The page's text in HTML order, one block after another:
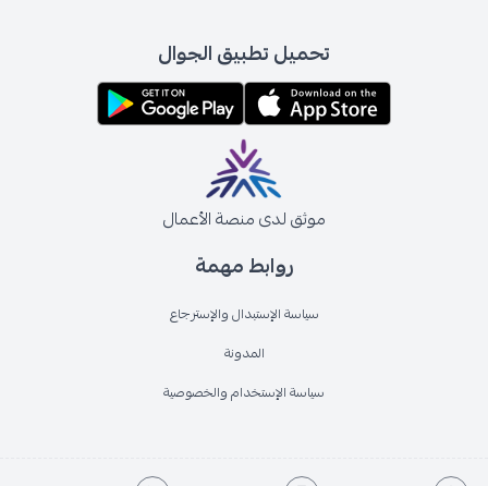
روابط مهمة
سياسة الإستبدال والإسترجاع
المدونة
سياسة الإستخدام والخصوصية
تحميل تطبيق الجوال
موثق لدى منصة الأعمال